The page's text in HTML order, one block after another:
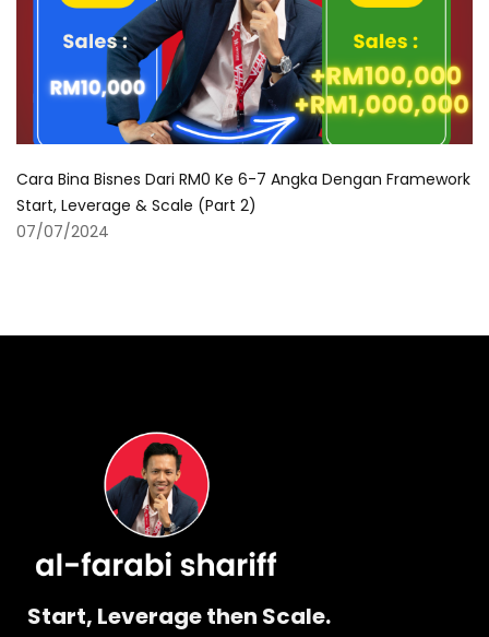
Cara Bina Bisnes Dari RM0 Ke 6-7 Angka Dengan Framework
Start, Leverage & Scale (Part 2)
07/07/2024
Start, Leverage then Scale.